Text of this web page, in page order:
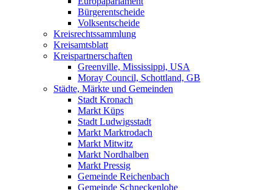
Bürgerentscheide
Volksentscheide
Kreisrechtssammlung
Kreisamtsblatt
Kreispartnerschaften
Greenville, Mississippi, USA
Moray Council, Schottland, GB
Städte, Märkte und Gemeinden
Stadt Kronach
Markt Küps
Stadt Ludwigsstadt
Markt Marktrodach
Markt Mitwitz
Markt Nordhalben
Markt Pressig
Gemeinde Reichenbach
Gemeinde Schneckenlohe